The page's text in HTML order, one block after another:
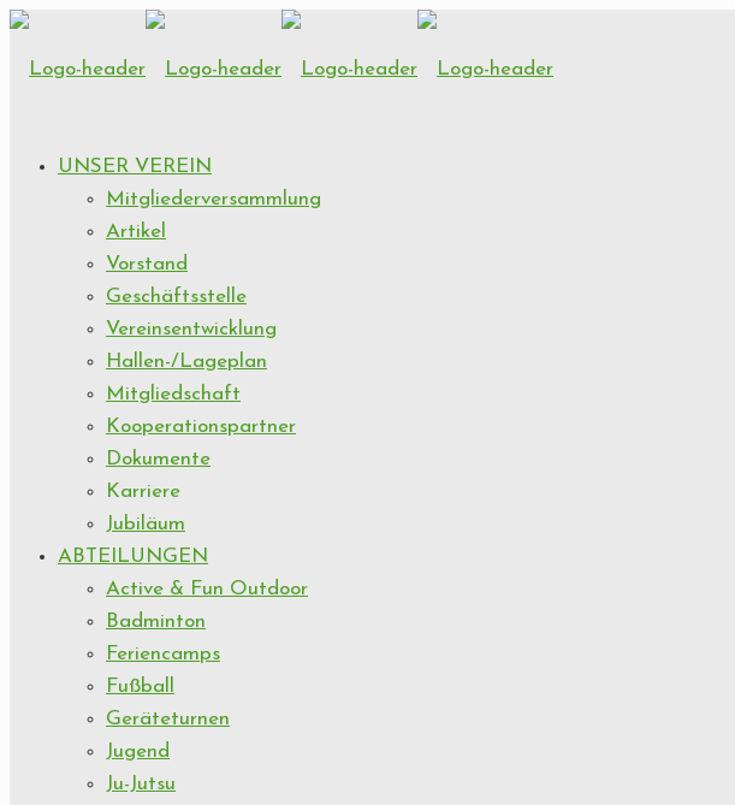
UNSER VEREIN
Mitgliederversammlung
Artikel
Vorstand
Geschäftsstelle
Vereinsentwicklung
Hallen-/Lageplan
Mitgliedschaft
Kooperationspartner
Dokumente
Karriere
Jubiläum
ABTEILUNGEN
Active & Fun Outdoor
Badminton
Feriencamps
Fußball
Geräteturnen
Jugend
Ju-Jutsu